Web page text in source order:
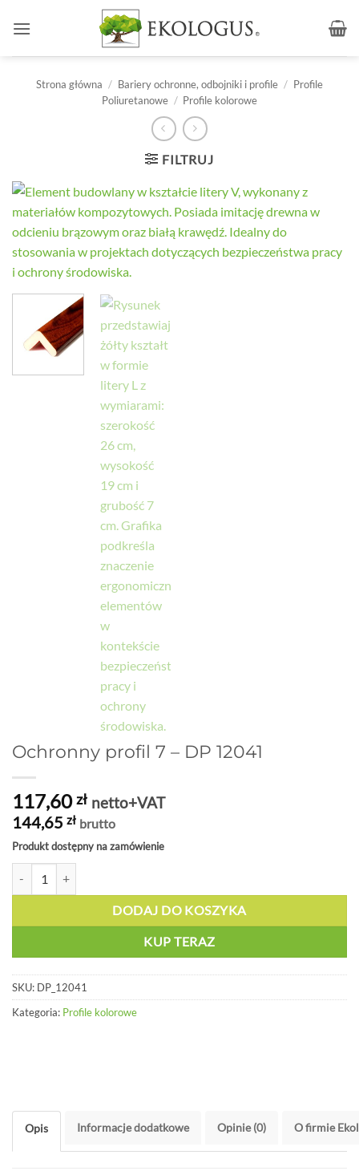
Strona główna / Bariery ochronne, odbojniki i profile / Profile
Poliuretanowe / Profile kolorowe
FILTRUJ
Ochronny profil 7 – DP 12041
117,60zł netto+VAT
144,65 zł brutto
Produkt dostępny na zamówienie
DODAJ DO KOSZYKA
KUP TERAZ
SKU: DP_12041
Kategoria: Profile kolorowe
Opis Informacje dodatkowe Opinie (0) O firmie